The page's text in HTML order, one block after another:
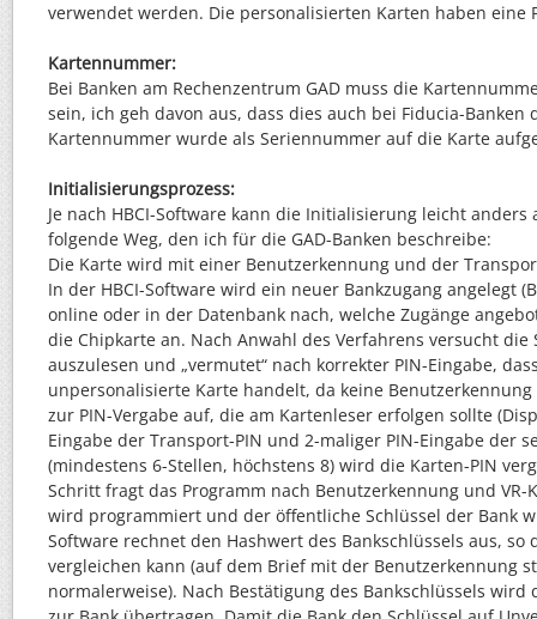
verwendet werden. Die personalisierten Karten haben eine
Kartennummer:
Bei Banken am Rechenzentrum GAD muss die
sein, ich geh davon aus, dass dies auch bei Fiducia-Banken
Kartennummer wurde als Seriennummer auf die Karte
Initialisierungsprozess:
Je nach HBCI-Software kann die Initialisierung leicht
folgende Weg, den ich für die GAD-Banken beschreibe:
Die Karte wird mit einer Benutzerkennung und der
In der HBCI-Software wird ein neuer Bankzugang angelegt
online oder in der Datenbank nach, welche Zugänge
die Chipkarte an. Nach Anwahl des Verfahrens versucht die
auszulesen und „vermutet“ nach korrekter PIN-Eingabe,
unpersonalisierte Karte handelt, da keine
zur PIN-Vergabe auf, die am Kartenleser erfolgen sollte
Eingabe der Transport-PIN und 2-maliger PIN-Eingabe der
(mindestens 6-Stellen, höchstens 8) wird die Karten-PIN
Schritt fragt das Programm nach Benutzerkennung und VR-
wird programmiert und der öffentliche Schlüssel der Bank
Software rechnet den Hashwert des Bankschlüssels aus, so
vergleichen kann (auf dem Brief mit der Benutzerkennung
normalerweise). Nach Bestätigung des Bankschlüssels wird